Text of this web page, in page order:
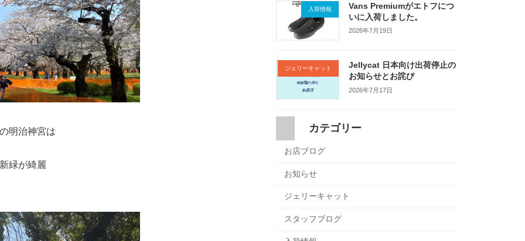
明治神宮は
緑が綺麗
入荷情報
Vans Premiumがエトフにつ
いに入荷しました。
2026年7月19日
ジェリーキャット
Jellycat 日本向け出荷停止の
お知らせとお詫び
2026年7月17日
カテゴリー
お店ブログ
お知らせ
ジェリーキャット
スタッフブログ